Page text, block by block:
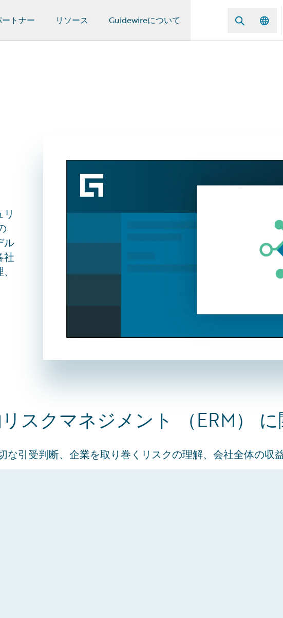
トナー リソース Guidewireについて
ル
社
スクマネジメント （ERM）
引受判断、企業を取り巻くリスクの理解、会社全体の収